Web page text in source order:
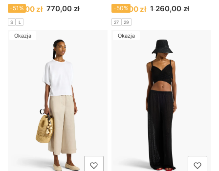
LIVIANA CONTI
Cena promocyjna
380,00 zł 770,00 zł
-51%
S L
LIVIANA CONTI
Cena promocyjna
630,00 zł 1 260,00 zł
-50%
27 29
Okazja Okazja